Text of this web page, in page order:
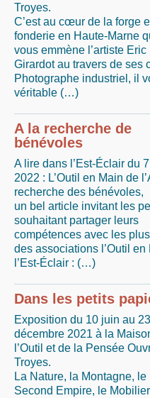
Troyes.
C’est au cœur de la forge
fonderie en Haute-Marne
vous emmène l’artiste Eric
Girardot au travers de ses
Photographe industriel, il
véritable (…)
A la recherche de
bénévoles
A lire dans l’Est-Éclair du
2022 : L’Outil en Main de
recherche des bénévoles,
un bel article invitant les
souhaitant partager leurs
compétences avec les
des associations l’Outil en
l’Est-Éclair : (…)
Dans les petits
Exposition du 10 juin au 23
décembre 2021 à la
l’Outil et de la Pensée
Troyes.
La Nature, la Montagne, le
Second Empire, le